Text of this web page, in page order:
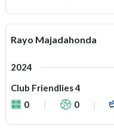
Rayo Majadahonda
2024
Club Friendlies 4
0
0